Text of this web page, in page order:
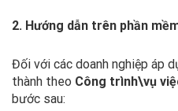
2. Hướng dẫn trên phần
Đối với các doanh nghiệp áp
thành theo Công trình\vụ
bước sau: